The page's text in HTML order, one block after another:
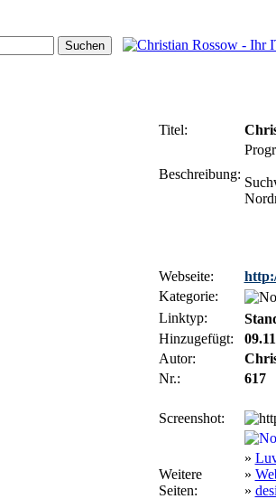
Titel:
Beschreibung:
Webseite:
Kategorie:
Linktyp:
Hinzugefügt:
Autor:
Nr.:
617
Screenshot:
Weitere
Seiten:
»
»
»